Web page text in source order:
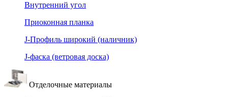
Внутренний угол
Приоконная планка
J-Профиль широкий (наличник)
J-фаска (ветровая доска)
Отделочные материалы